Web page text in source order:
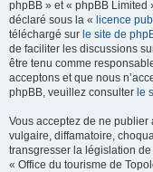
phpBB » et « phpBB
déclaré sous la « licence
téléchargé sur le site de
de faciliter les discussions
être tenu comme
acceptons et que nous
phpBB, veuillez consulter le
Vous acceptez de ne
vulgaire, diffamatoire,
transgresser la législation
« Office du tourisme de